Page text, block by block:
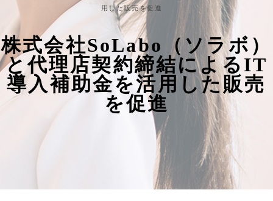
用した販売を促進
株式会社SoLabo（ソラボ）
と代理店契約締結によるIT
導入補助金を活用した販売
を促進